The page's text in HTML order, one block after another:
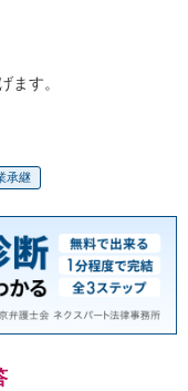
承継